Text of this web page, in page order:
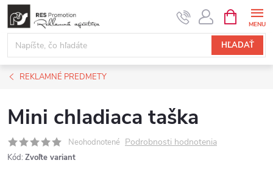
Prejsť
obsah
HĽADAŤ
KOŠÍK
REKLAMNÉ PREDMETY
Mini chladiaca taška
Neohodnotené Podrobnosti hodnotenia
Kód: Zvoľte variant